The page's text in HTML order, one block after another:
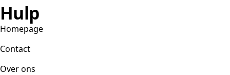
Hulp
Homepage
Contact
Over ons